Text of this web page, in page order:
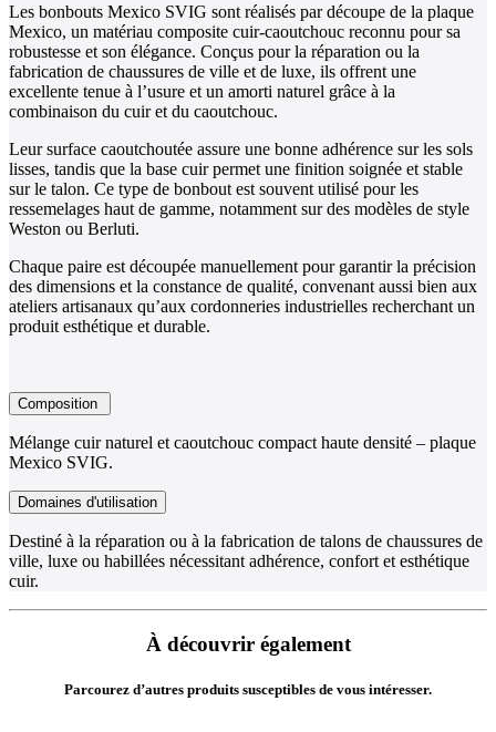
Les bonbouts Mexico SVIG sont réalisés par découpe de la plaque
Mexico, un matériau composite cuir-caoutchouc reconnu pour sa
robustesse et son élégance. Conçus pour la réparation ou la
fabrication de chaussures de ville et de luxe, ils offrent une
excellente tenue à l’usure et un amorti naturel grâce à la
combinaison du cuir et du caoutchouc.
Leur surface caoutchoutée assure une bonne adhérence sur les sols
lisses, tandis que la base cuir permet une finition soignée et stable
sur le talon. Ce type de bonbout est souvent utilisé pour les
ressemelages haut de gamme, notamment sur des modèles de style
Weston ou Berluti.
Chaque paire est découpée manuellement pour garantir la précision
des dimensions et la constance de qualité, convenant aussi bien aux
ateliers artisanaux qu’aux cordonneries industrielles recherchant un
produit esthétique et durable.
Composition
Mélange cuir naturel et caoutchouc compact haute densité – plaque
Mexico SVIG.
Domaines d'utilisation
Destiné à la réparation ou à la fabrication de talons de chaussures de
ville, luxe ou habillées nécessitant adhérence, confort et esthétique
cuir.
À découvrir également
Parcourez d’autres produits susceptibles de vous intéresser.